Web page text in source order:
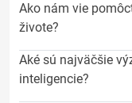
Ako nám vie
živote?
Aké sú najväčšie
inteligencie?